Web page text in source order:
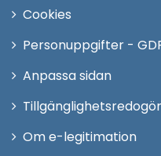
Cookies
Personuppgifter -
Anpassa sidan
Om e-legitimation